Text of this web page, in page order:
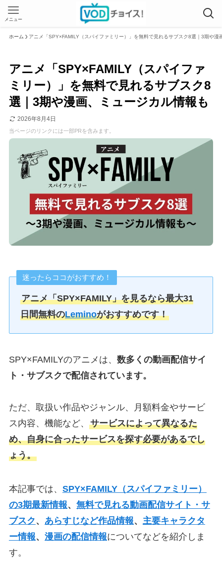
メニュー
ホーム アニメ「SPY×FAMILY（スパイファミリー）」を無料で見れるサブスク8選｜3期や漫
アニメ「SPY×FAMILY（スパイファ
ミリー）」を無料で見れるサブスク8
選｜3期や漫画、ミュージカル情報も
2026年8月4日
当ページのリンクには一部PRを含みます。
迷ったらココがおすすめ！
アニメ「SPY×FAMILY」を見るなら最大31
日間無料のLeminoがおすすめです！
SPY×FAMILYのアニメは、 数多くの動画配信サイ
ト・サブスクで配信されています。
ただ、取扱い作品やジャンル、月額料金やサービ
ス内容、機能など、 サービスによって異なるた
め、自身に合ったサービスを探す必要があるでし
ょう。
本記事では、 SPY×FAMILY（スパイファミリー）
の3期最新情報、 無料で見れる動画配信サイト・サ
ブスク 、 あらすじなど作品情報、 主要キャラクタ
ー情報、 漫画の配信情報についてなどを紹介しま
す。